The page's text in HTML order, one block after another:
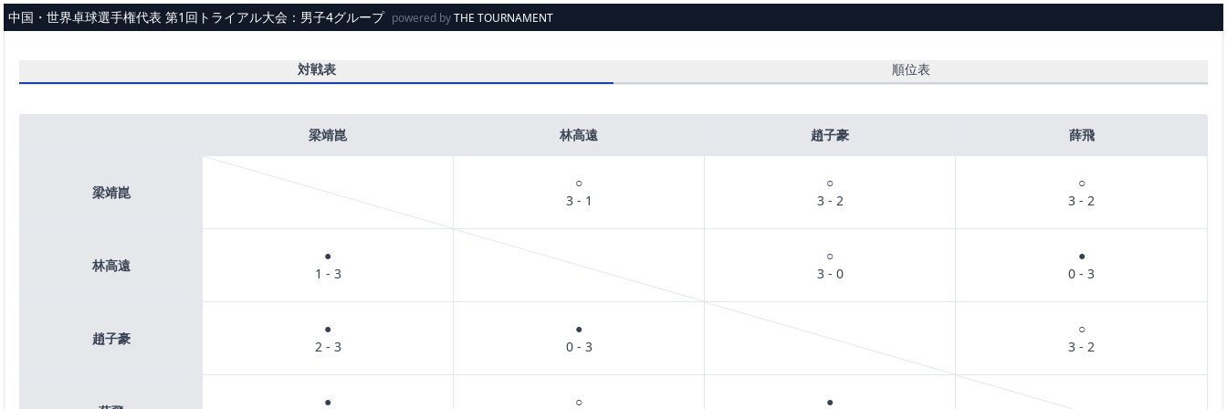
メインコンテンツへスキップ
中国・世界卓球選手権代表 第1回トライアル大会：男子4グループ powered byTHE TOURNAMENT
対戦表 順位表
梁靖崑 林高遠 趙子豪 薛飛
梁靖崑
○
3 - 1
○
3 - 2
○
3 - 2
林高遠
●
1 - 3
○
3 - 0
●
0 - 3
趙子豪
●
2 - 3
●
0 - 3
○
3 - 2
●
○
●